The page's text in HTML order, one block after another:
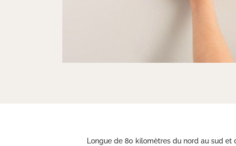
Longue de 80 kilomètres du nord au sud et